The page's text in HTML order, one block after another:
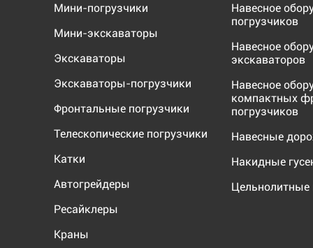
Мини-погрузчики
Мини-экскаваторы
Экскаваторы
Экскаваторы-погрузчики
Фронтальные погрузчики
Телескопические погрузчики
Катки
Автогрейдеры
Ресайклеры
Краны
Навесное
погрузчиков
Навесное
экскаваторов
Навесное
компактных
погрузчиков
Навесные
Накидные
Цельнолитные